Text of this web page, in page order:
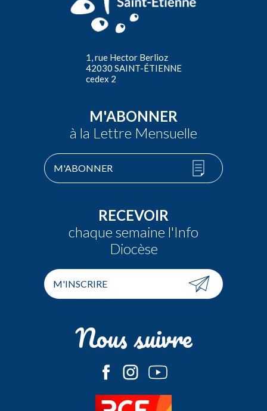
1, rue Hector Berlioz
42030 SAINT-ÉTIENNE
cedex 2
M'ABONNER
à la Lettre Mensuelle
M'ABONNER
RECEVOIR
chaque semaine l'Info
Diocèse
M'INSCRIRE
Nous suivre